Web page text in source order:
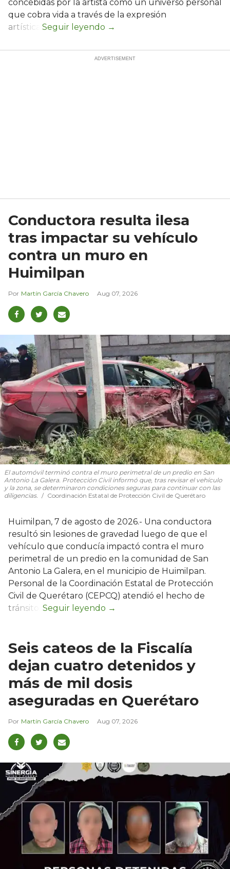
concebidas por la artista como un universo personal
que cobra vida a través de la expresión
artística.
Conductora resulta ilesa
tras impactar su vehículo
contra un muro en
Huimilpan
Martín García Chavero Aug 07, 2026
El automóvil terminó contra el muro perimetral de un predio en San
Antonio La Galera. Protección Civil informó que, tras revisar el vehículo
y la zona, se determinaron condiciones seguras para continuar con las
diligencias.
Coordinación Estatal de Protección Civil de Querétaro
Huimilpan, 7 de agosto de 2026.- Una conductora
resultó sin lesiones de gravedad luego de que el
vehículo que conducía impactó contra el muro
perimetral de un predio en la comunidad de San
Antonio La Galera, en el municipio de Huimilpan.
Personal de la Coordinación Estatal de Protección
Civil de Querétaro (CEPCQ) atendió el hecho de
tránsito.
Seis cateos de la Fiscalía
dejan cuatro detenidos y
más de mil dosis
aseguradas en Querétaro
Martín García Chavero Aug 07, 2026